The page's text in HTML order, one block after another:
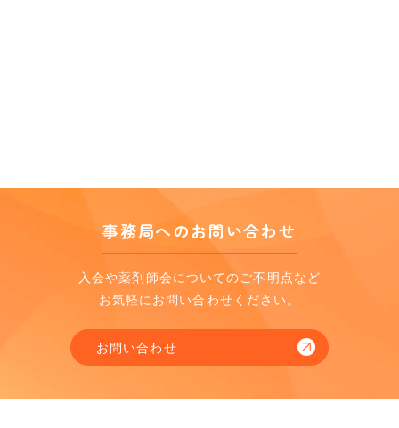
事務局へのお問い合わせ
入会や薬剤師会についてのご不明点など
お気軽にお問い合わせください。
お問い合わせ